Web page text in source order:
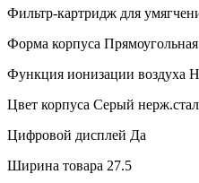
Фильтр-картридж для
Форма корпуса Прямоугольная
Функция ионизации воздуха
Цвет корпуса Серый
Цифровой дисплей Да
Ширина товара 27.5